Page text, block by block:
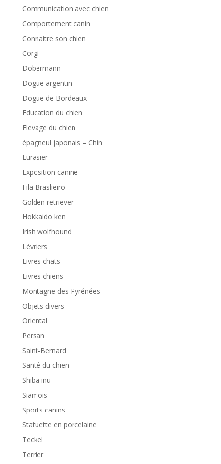
Communication avec chien
Comportement canin
Connaitre son chien
Corgi
Dobermann
Dogue argentin
Dogue de Bordeaux
Education du chien
Elevage du chien
épagneul japonais – Chin
Eurasier
Exposition canine
Fila Braslieiro
Golden retriever
Hokkaido ken
Irish wolfhound
Lévriers
Livres chats
Livres chiens
Montagne des Pyrénées
Objets divers
Oriental
Persan
Saint-Bernard
Santé du chien
Shiba inu
Siamois
Sports canins
Statuette en porcelaine
Teckel
Terrier